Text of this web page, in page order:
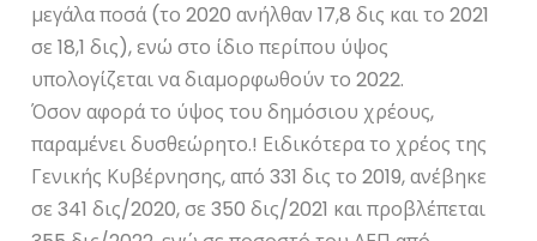
μεγάλα ποσά (το 2020 ανήλθαν 17,8 δις και το 2021
σε 18,1 δις), ενώ στο ίδιο περίπου ύψος
υπολογίζεται να διαμορφωθούν το 2022.
Όσον αφορά το ύψος του δημόσιου χρέους,
παραμένει δυσθεώρητο.! Ειδικότερα το χρέος της
Γενικής Κυβέρνησης, από 331 δις το 2019, ανέβηκε
σε 341 δις/2020, σε 350 δις/2021 και προβλέπεται